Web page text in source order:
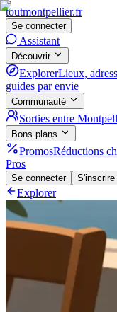
toutmontpellier.fr
Se connecter
Assistant
Découvrir
ExplorerLieux,
guides par envie
Communauté
Sorties entre
Bons plans
PromosRéductions
Pros
Se connecter
Explorer